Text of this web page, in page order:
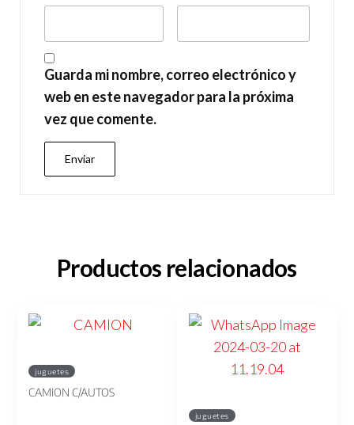
Guarda mi nombre, correo electrónico y
web en este navegador para la próxima
vez que comente.
Productos relacionados
juguetes
CAMION C/AUTOS
juguetes